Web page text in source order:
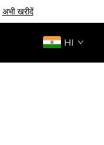
अभी खरीदें
HI